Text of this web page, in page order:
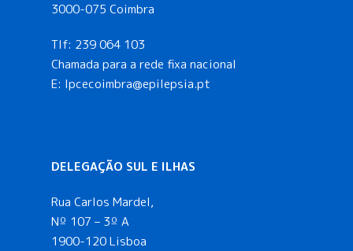
3000-075 Coimbra
Tlf: 239 064 103
Chamada para a rede fixa nacional
E: lpcecoimbra@epilepsia.pt
DELEGAÇÃO SUL E ILHAS
Rua Carlos Mardel,
Nº 107 – 3º A
1900-120 Lisboa